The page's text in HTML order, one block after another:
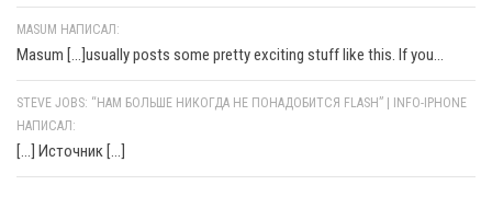
MASUM НАПИСАЛ:
Masum [...]usually posts some pretty exciting stuff like this. If you...
STEVE JOBS: “НАМ БОЛЬШЕ НИКОГДА НЕ ПОНАДОБИТСЯ FLASH” | INFO-IPHONE
НАПИСАЛ:
[…] Источник […]